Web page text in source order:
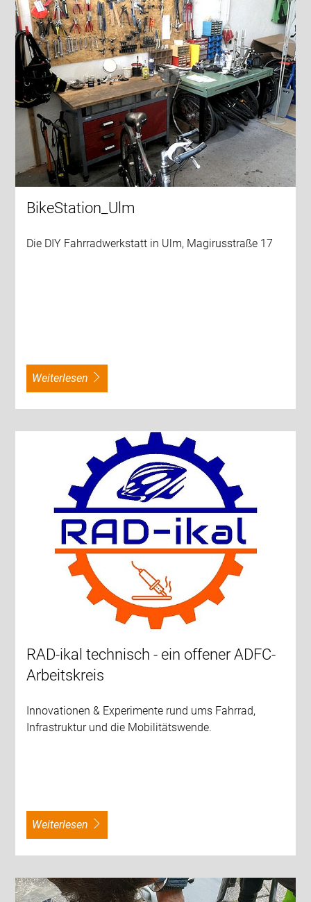
BikeStation_Ulm
Die DIY Fahrradwerkstatt in Ulm, Magirusstraße 17
weiterlesen
RAD-ikal technisch - ein offener ADFC-
Arbeitskreis
Innovationen & Experimente rund ums Fahrrad,
Infrastruktur und die Mobilitätswende.
weiterlesen